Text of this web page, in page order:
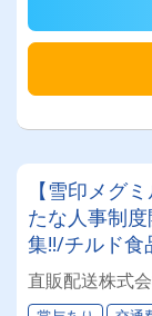
【雪印メグ
たな人事制
集!!/チルド食
直販配送株式